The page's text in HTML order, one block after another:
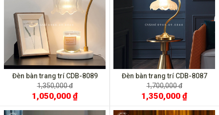
Đèn bàn trang trí CDB-8089
1,350,000 đ
1,050,000 ₫
Đèn bàn trang trí CDB-8087
1,700,000 đ
1,350,000 ₫